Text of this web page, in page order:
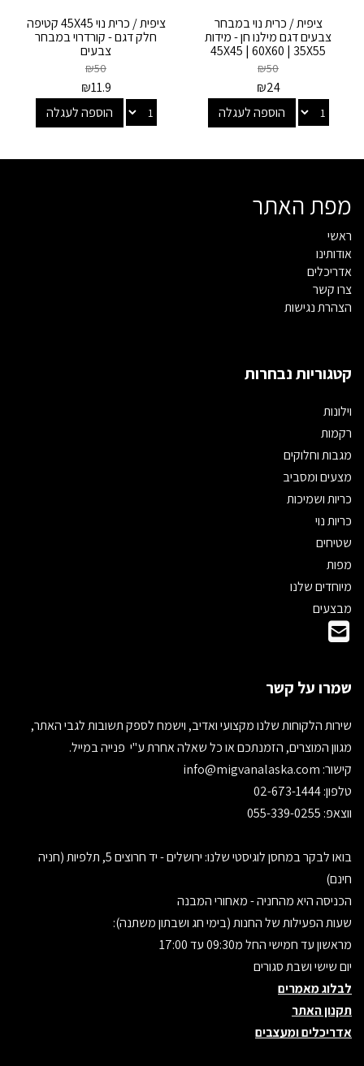
ציפית / כרית נוי במבחר
צבעים דגם מילנו חן - מידות
45X45 | 60X60 | 35X55
₪50
₪24
הוספה לעגלה
ציפית / כרית נוי 45X45 קטיפה
חלק דגם - קורדרוי במבחר
צבעים
₪50
₪11.9
הוספה לעגלה
מפת האתר
ראשי
אודותינו
אדריכלים
צרו קשר
הצהרת נגישות
קטגוריות נבחרות
וילונות
רקמות
מגבות וחלוקים
מצעים ומסביב
כריות ושמיכות
כריות נוי
שטיחים
מפות
מיוחדים שלנו
מבצעים
שמרו על קשר
שירות הלקוחות שלנו מקצועי ואדיב, וישמח לספק תשובות לגבי האתר,
מגוון המוצרים, הזמנתכם או כל שאלה אחרת ע"י פנייה במייל.
קישור:
טלפון: 02-673-1444
ווצאפ: 055-339-0255
בואו לבקר במחסן לוגיסטי שלנו: ירושלים - יד חרוצים 5, תלפיות (חניה
חינם)
הכניסה היא מהחניה - מאחורי המבנה
שעות הפעילות של החנות (בימי חג ושבתון משתנה):
מראשון עד חמישי החל מ09:30 עד 17:00
יום שישי ושבת סגורים
לבלוג מאמרים
תקנון האתר
אדריכלים ומעצבים